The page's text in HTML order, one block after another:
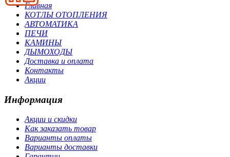
Главная
КОТЛЫ ОТОПЛЕНИЯ
АВТОМАТИКА
ПЕЧИ
КАМИНЫ
ДЫМОХОДЫ
Доставка и оплата
Контакты
Акции
Информация
Акции и скидки
Как заказать товар
Варианты оплаты
Варианты доставки